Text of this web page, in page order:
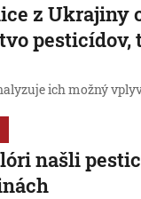
z Ukrajiny
ich možný
našli